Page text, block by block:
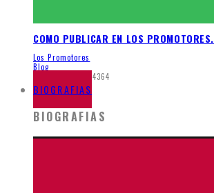
COMO PUBLICAR EN LOS PROMOTORES.
Los Promotores
Blog
4364
BIOGRAFIAS
BIOGRAFIAS